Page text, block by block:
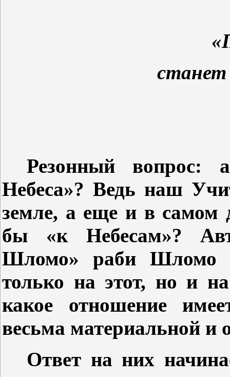
Резонный вопрос:
Небеса»? Ведь наш
земле, а еще и в самом
бы «к Небесам»?
Шломо» раби Шломо
только на этот, но и
какое отношение
весьма материальной и
Ответ на них